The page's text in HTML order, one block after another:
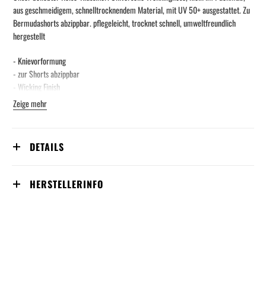
aus geschmeidigem, schnelltrocknendem Material, mit UV 50+ ausgestattet. Zu
Bermudashorts abzippbar. pflegeleicht, trocknet schnell, umweltfreundlich
hergestellt
- Knievorformung
- zur Shorts abzippbar
- Wicking Finish
- Seitentaschen mit RV und Flap
- Gesäßtaschen mit Flap
- Bund mit elastischen Einsätzen
Zeige mehr
DETAILS
HERSTELLERINFO